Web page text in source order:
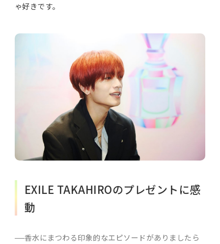
ゃ好きです。
EXILE TAKAHIROのプレゼントに感
動
香水にまつわる印象的なエピソードがありましたら